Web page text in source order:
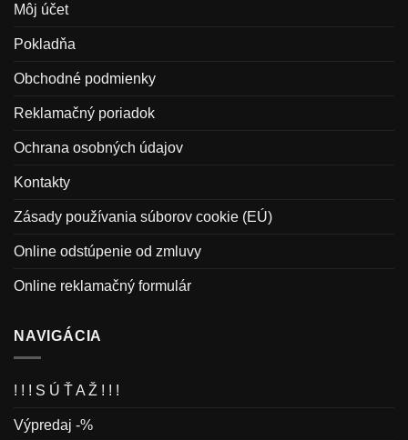
Môj účet
Pokladňa
Obchodné podmienky
Reklamačný poriadok
Ochrana osobných údajov
Kontakty
Zásady používania súborov cookie (EÚ)
Online odstúpenie od zmluvy
Online reklamačný formulár
NAVIGÁCIA
! ! ! S Ú Ť A Ž ! ! !
Výpredaj -%